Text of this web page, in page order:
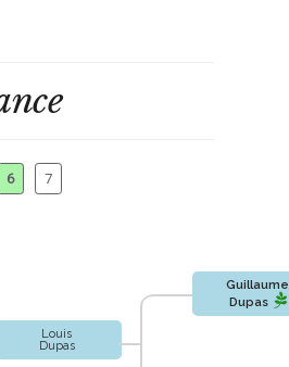
6 7
Louis
Dupas
Guillaume
Dupas